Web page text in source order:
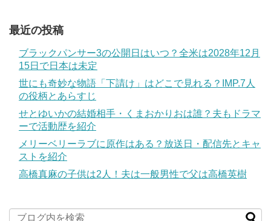
最近の投稿
ブラックパンサー3の公開日はいつ？全米は2028年12月
15日で日本は未定
世にも奇妙な物語「下請け」はどこで見れる？IMP.7人
の役柄とあらすじ
せとゆいかの結婚相手・くまおかりおは誰？夫もドラマ
ーで活動歴を紹介
メリーベリーラブに原作はある？放送日・配信先とキャ
ストを紹介
高橋真麻の子供は2人！夫は一般男性で父は高橋英樹